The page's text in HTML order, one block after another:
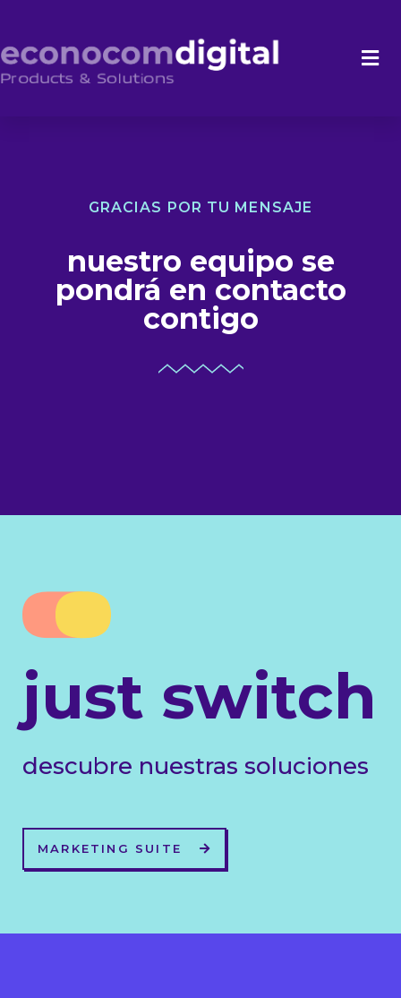
GRACIAS POR TU MENSAJE
nuestro equipo se
pondrá en contacto
contigo
just switch
descubre nuestras soluciones
MARKETING SUITE